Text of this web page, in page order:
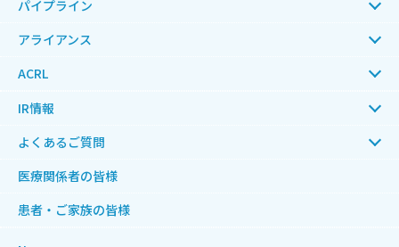
パイプライン
アライアンス
ACRL
IR情報
よくあるご質問
医療関係者の皆様
患者・ご家族の皆様